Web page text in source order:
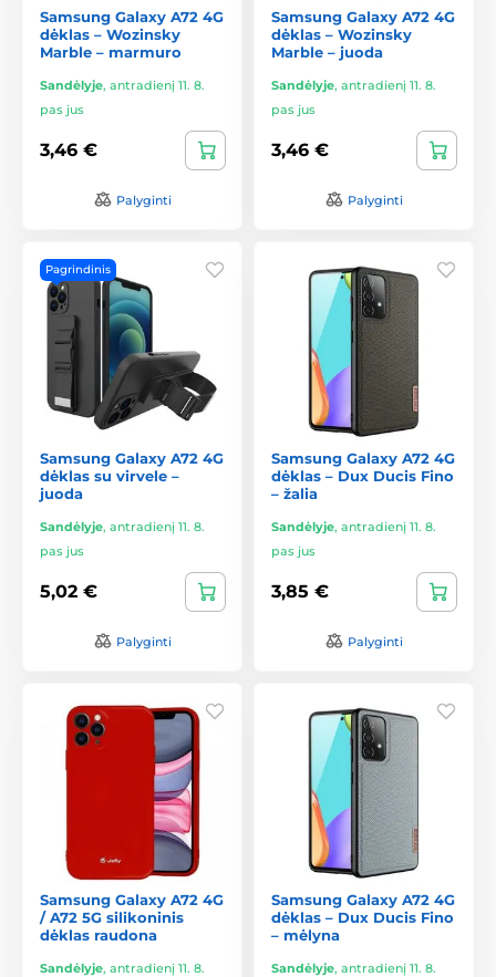
Samsung Galaxy A72 4G
dėklas – Wozinsky
Marble – marmuro
Sandėlyje, antradienį 11. 8.
pas jus
3,46 €
Palyginti
Samsung Galaxy A72 4G
dėklas – Wozinsky
Marble – juoda
Sandėlyje, antradienį 11. 8.
pas jus
3,46 €
Palyginti
Pagrindinis
Samsung Galaxy A72 4G
dėklas su virvele –
juoda
Sandėlyje, antradienį 11. 8.
pas jus
5,02 €
Palyginti
Samsung Galaxy A72 4G
dėklas – Dux Ducis Fino
– žalia
Sandėlyje, antradienį 11. 8.
pas jus
3,85 €
Palyginti
Samsung Galaxy A72 4G
/ A72 5G silikoninis
dėklas raudona
Sandėlyje, antradienį 11. 8.
Samsung Galaxy A72 4G
dėklas – Dux Ducis Fino
– mėlyna
Sandėlyje, antradienį 11. 8.